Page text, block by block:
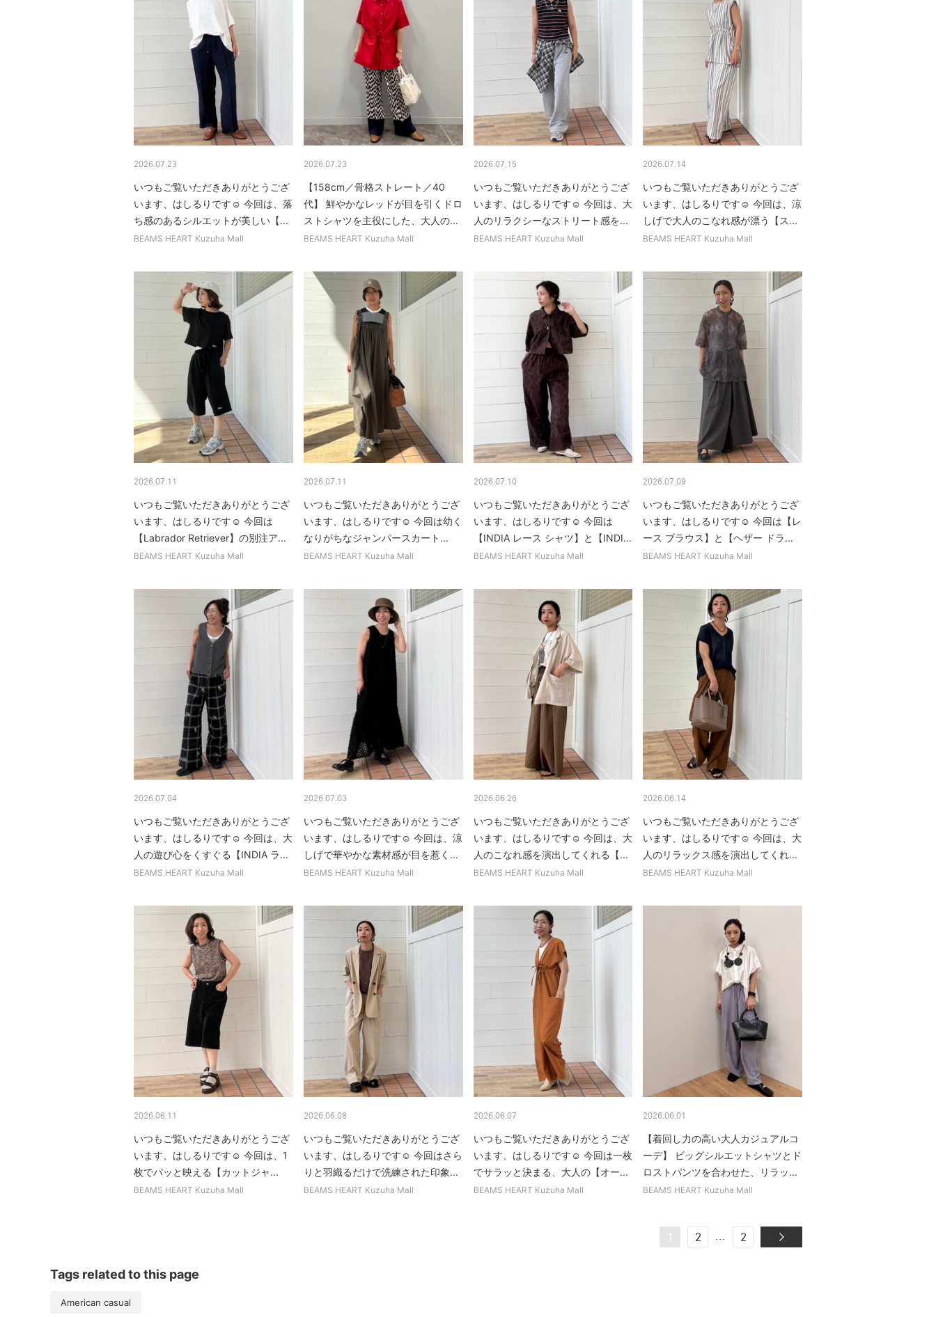
2026.07.23
いつもご覧いただきありがとうござ
います、はしるりです☺︎ 今回は、落
ち感のあるシルエットが美しい【...
BEAMS HEART Kuzuha Mall
2026.07.23
【158cm／骨格ストレート／40
代】 鮮やかなレッドが目を引くドロ
ストシャツを主役にした、大人の...
BEAMS HEART Kuzuha Mall
2026.07.15
いつもご覧いただきありがとうござ
います、はしるりです☺︎ 今回は、大
人のリラクシーなストリート感を...
BEAMS HEART Kuzuha Mall
2026.07.14
いつもご覧いただきありがとうござ
います、はしるりです☺︎ 今回は、涼
しげで大人のこなれ感が漂う【ス...
BEAMS HEART Kuzuha Mall
2026.07.11
いつもご覧いただきありがとうござ
います、はしるりです☺︎ 今回は
【Labrador Retriever】の別注ア...
BEAMS HEART Kuzuha Mall
2026.07.11
いつもご覧いただきありがとうござ
います、はしるりです☺︎ 今回は幼く
なりがちなジャンパースカート...
BEAMS HEART Kuzuha Mall
2026.07.10
いつもご覧いただきありがとうござ
います、はしるりです☺︎ 今回は
【INDIA レース シャツ】と【INDI...
BEAMS HEART Kuzuha Mall
2026.07.09
いつもご覧いただきありがとうござ
います、はしるりです☺︎ 今回は【レ
ース ブラウス】と【ヘザー ドラ...
BEAMS HEART Kuzuha Mall
2026.07.04
いつもご覧いただきありがとうござ
います、はしるりです☺︎ 今回は、大
人の遊び心をくすぐる【INDIA ラ...
BEAMS HEART Kuzuha Mall
2026.07.03
いつもご覧いただきありがとうござ
います、はしるりです☺︎ 今回は、涼
しげで華やかな素材感が目を惹く...
BEAMS HEART Kuzuha Mall
2026.06.26
いつもご覧いただきありがとうござ
います、はしるりです☺︎ 今回は、大
人のこなれ感を演出してくれる【...
BEAMS HEART Kuzuha Mall
2026.06.14
いつもご覧いただきありがとうござ
います、はしるりです☺︎ 今回は、大
人のリラックス感を演出してくれ...
BEAMS HEART Kuzuha Mall
2026.06.11
いつもご覧いただきありがとうござ
います、はしるりです☺︎ 今回は、1
枚でパッと映える【カットジャ...
BEAMS HEART Kuzuha Mall
2026.06.08
いつもご覧いただきありがとうござ
います、はしるりです☺︎ 今回はさら
りと羽織るだけで洗練された印象...
BEAMS HEART Kuzuha Mall
2026.06.07
いつもご覧いただきありがとうござ
います、はしるりです☺︎ 今回は一枚
でサラッと決まる、大人の【オー...
BEAMS HEART Kuzuha Mall
2026.06.01
【着回し力の高い大人カジュアルコ
ーデ】 ビッグシルエットシャツとド
ロストパンツを合わせた、リラッ...
BEAMS HEART Kuzuha Mall
1 2 ... 2
Tags related to this page
American casual